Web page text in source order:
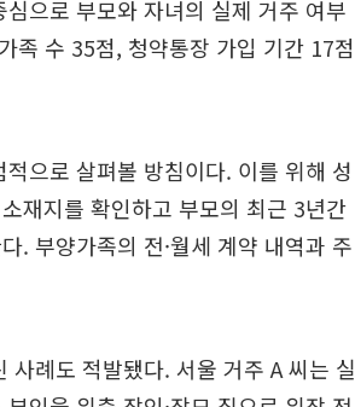
으로 부모와 자녀의 실제 거주 여부
족 수 35점, 청약통장 가입 기간 17점
으로 살펴볼 방침이다. 이를 위해 성
재지를 확인하고 부모의 최근 3년간
. 부양가족의 전·월세 계약 내역과 주
례도 적발됐다. 서울 거주 A 씨는 실